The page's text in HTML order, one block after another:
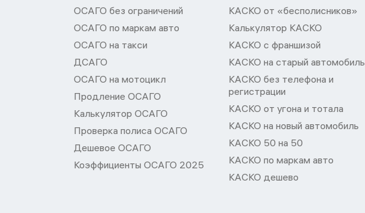
ОСАГО без ограничений
ОСАГО по маркам авто
ОСАГО на такси
ДСАГО
ОСАГО на мотоцикл
Продление ОСАГО
Калькулятор ОСАГО
Проверка полиса ОСАГО
Дешевое ОСАГО
Коэффициенты ОСАГО 2025
КАСКО от «бесполисников»
Калькулятор КАСКО
КАСКО с франшизой
КАСКО на старый автомобиль
КАСКО без телефона и
регистрации
КАСКО от угона и тотала
КАСКО на новый автомобиль
КАСКО 50 на 50
КАСКО по маркам авто
КАСКО дешево